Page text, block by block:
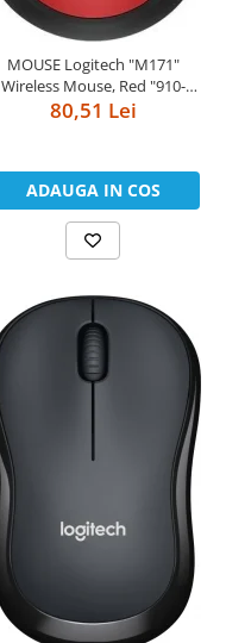
MOUSE Logitech "M171"
Wireless Mouse, Red "910-
80,51 Lei
ADAUGA IN COS